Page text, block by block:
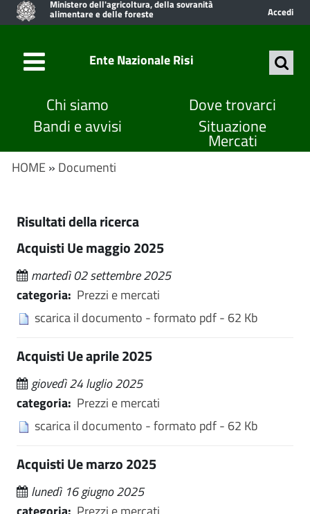
Ministero dell'agricoltura, della sovranità
alimentare e delle foreste Accedi
Ente Nazionale Risi
Chi siamo
Dove trovarci
Bandi e avvisi
Situazione
Mercati
HOME » Documenti
Risultati della ricerca
Acquisti Ue maggio 2025
martedì 02 settembre 2025
categoria: Prezzi e mercati
scarica il documento - formato pdf - 62 Kb
Acquisti Ue aprile 2025
giovedì 24 luglio 2025
categoria: Prezzi e mercati
scarica il documento - formato pdf - 62 Kb
Acquisti Ue marzo 2025
lunedì 16 giugno 2025